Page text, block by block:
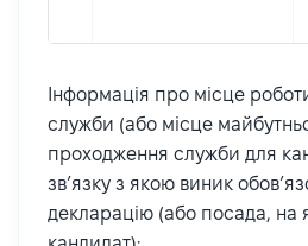
Інформація про місце
служби (або місце
проходження служби для
зв’язку з якою виник
декларацію (або посада, на